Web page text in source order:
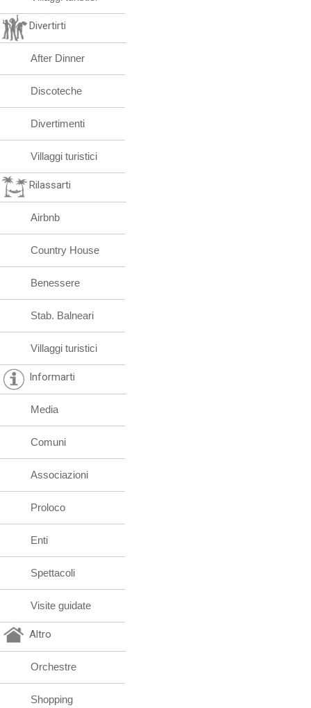
Divertirti
After Dinner
Discoteche
Divertimenti
Villaggi turistici
Rilassarti
Airbnb
Country House
Benessere
Stab. Balneari
Villaggi turistici
Informarti
Media
Comuni
Associazioni
Proloco
Enti
Spettacoli
Visite guidate
Altro
Orchestre
Shopping